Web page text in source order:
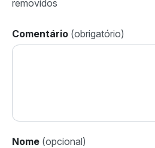
Comentário
Nome